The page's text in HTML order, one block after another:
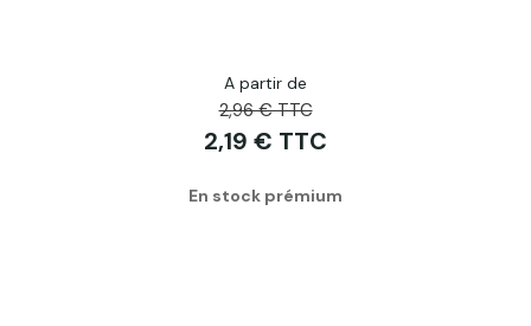
A partir de
2,96 € TTC
2,19 € TTC
En stock prémium